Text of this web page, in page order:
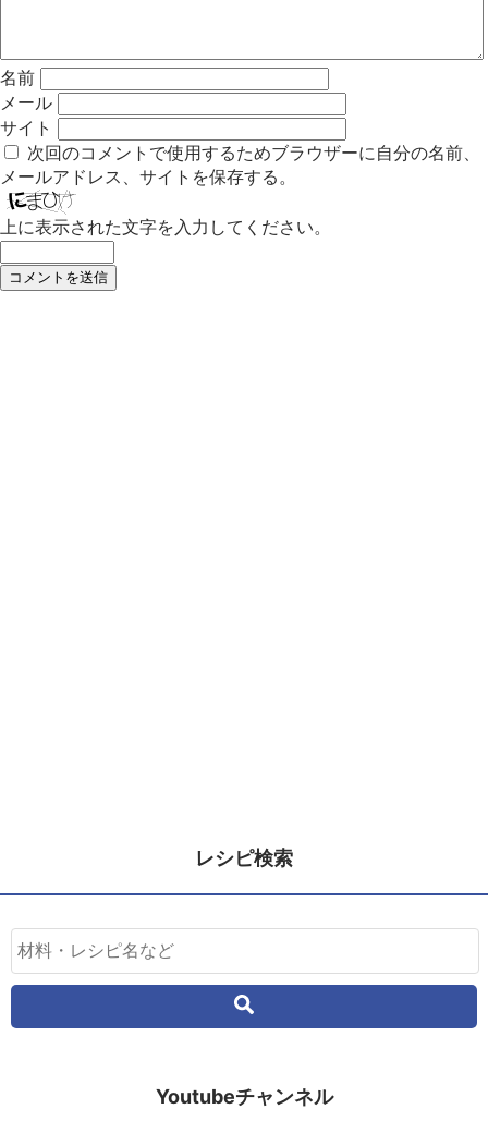
名前
メール
サイト
次回のコメントで使用するためブラウザーに自分の名前、
メールアドレス、サイトを保存する。
上に表示された文字を入力してください。
レシピ検索
Youtubeチャンネル